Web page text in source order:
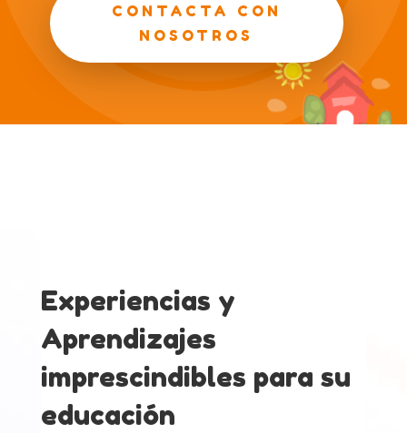
CONTACTA CON
NOSOTROS
Experiencias y
Aprendizajes
imprescindibles para su
educación